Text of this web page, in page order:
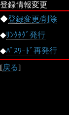
登録情報変更
◆登録変更/削除
◆ﾘﾝｸﾀｸﾞ発行
◆ﾊﾟｽﾜｰﾄﾞ再発行
[戻る]